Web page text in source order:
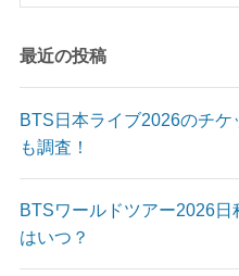
最近の投稿
BTS日本ライブ2026のチ
も調査！
BTSワールドツアー2026日
はいつ？